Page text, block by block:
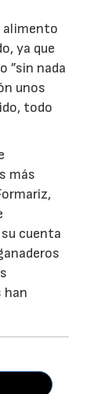
alimento
ya que
”sin nada
unos
todo
más
cuenta
han